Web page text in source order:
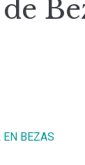
BEZAS